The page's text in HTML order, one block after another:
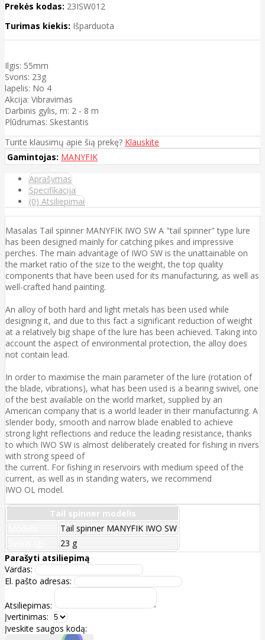
Prekės kodas: 23ISW012
Turimas kiekis: Išparduota
Ilgis: 55mm
Svoris: 23g
lapelis: No 4
Akcija: Vibravimas
Darbinis gylis, m: 2 - 8 m
Plūdrumas: Skestantis
Turite klausimų apie šią prekę? Klauskite
Gamintojas: MANYFIK
Aprašymas
Specifikacija
(0) Atsiliepimai
Masalas Tail spinner MANYFIK IWO SW A "tail spinner" type lure
has been designed mainly for catching pikes and impressive
perches. The main advantage of IWO SW is the unattainable on
the market ratio of the size to the weight, the top quality
components that have been used for its manufacturing, as well as
well-crafted hand painting.
An alloy of both hard and light metals has been used while
designing it, and due to this fact a significant reduction of weight
at a relatively big shape of the lure has been achieved. Taking into
account the aspect of environmental protection, the alloy does
not contain lead.
In order to maximise the main parameter of the lure (rotation of
the blade, vibrations), what has been used is a bearing swivel, one
of the best available on the world market, supplied by an
American company that is a world leader in their manufacturing. A
slender body, smooth and narrow blade enabled to achieve
strong light reflections and reduce the leading resistance, thanks
to which IWO SW is almost deliberately created for fishing in rivers
with strong speed of
the current. For fishing in reservoirs with medium speed of the
current, as well as in standing waters, we recommend
IWO OL model.
Tail spinner modelis
Tail spinner MANYFIK IWO SW
23 g
Parašyti atsiliepimą
Vardas:
El. pašto adresas:
Atsiliepimas:
Įvertinimas:
Įveskite saugos kodą: